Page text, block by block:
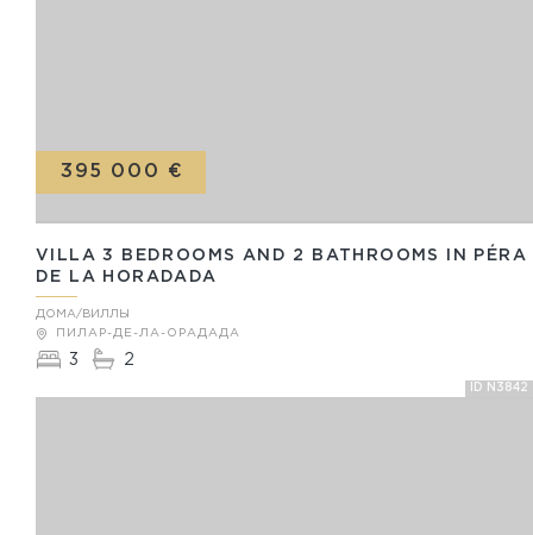
VILLA 3 BEDROOMS AND 2 BATHROOMS IN PÉRA
DE LA HORADADA
ПИЛАР-ДЕ-ЛА-ОРАДАДА
395 000 €
ДОМА/ВИЛЛЫ
3 2
ID N3842